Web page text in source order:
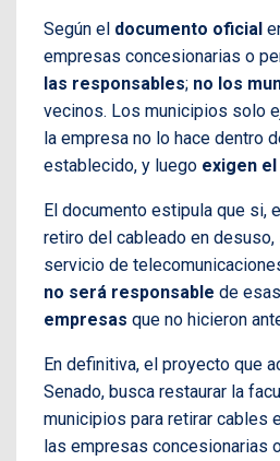
Según el documento oficial
empresas concesionarias o
las responsables; no los
vecinos. Los municipios solo
la empresa no lo hace dentro
establecido, y luego exigen
El documento estipula que si,
retiro del cableado en
servicio de
no será responsable de
empresas que no hicieron
En definitiva, el proyecto que
Senado, busca restaurar la
municipios para retirar cables
las empresas concesionarias